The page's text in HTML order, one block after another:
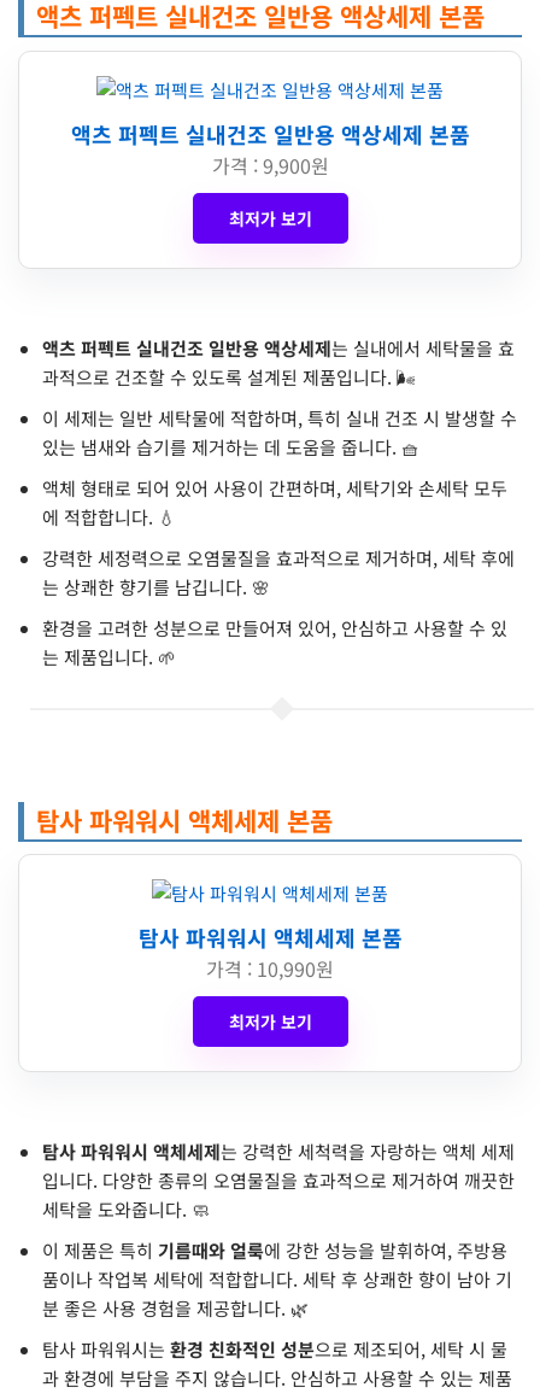
액츠 퍼펙트 실내건조 일반용 액상세제 본품
액츠 퍼펙트 실내건조 일반용 액상세제 본품
가격 : 9,900원
최저가 보기
액츠 퍼펙트 실내건조 일반용 액상세제는 실내에서 세탁물을 효
과적으로 건조할 수 있도록 설계된 제품입니다. 🌬️
이 세제는 일반 세탁물에 적합하며, 특히 실내 건조 시 발생할 수
있는 냄새와 습기를 제거하는 데 도움을 줍니다. 🧺
액체 형태로 되어 있어 사용이 간편하며, 세탁기와 손세탁 모두
에 적합합니다. 💧
강력한 세정력으로 오염물질을 효과적으로 제거하며, 세탁 후에
는 상쾌한 향기를 남깁니다. 🌸
환경을 고려한 성분으로 만들어져 있어, 안심하고 사용할 수 있
는 제품입니다. 🌱
탐사 파워워시 액체세제 본품
탐사 파워워시 액체세제 본품
가격 : 10,990원
최저가 보기
탐사 파워워시 액체세제는 강력한 세척력을 자랑하는 액체 세제
입니다. 다양한 종류의 오염물질을 효과적으로 제거하여 깨끗한
세탁을 도와줍니다. 🧼
이 제품은 특히 기름때와 얼룩에 강한 성능을 발휘하여, 주방용
품이나 작업복 세탁에 적합합니다. 세탁 후 상쾌한 향이 남아 기
분 좋은 사용 경험을 제공합니다. 🌿
탐사 파워워시는 환경 친화적인 성분으로 제조되어, 세탁 시 물
과 환경에 부담을 주지 않습니다. 안심하고 사용할 수 있는 제품